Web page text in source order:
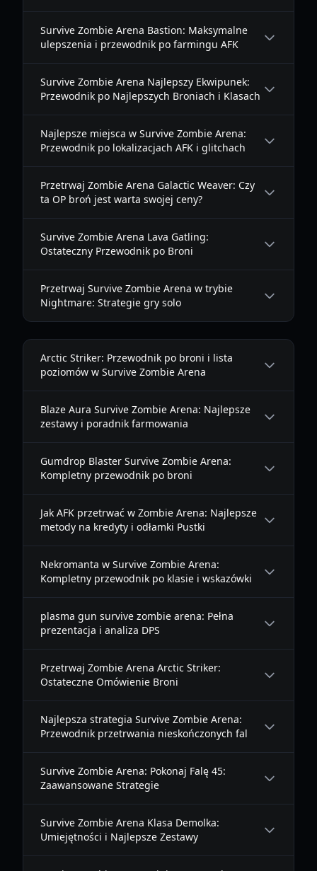
Survive Zombie Arena Bastion: Maksymalne
ulepszenia i przewodnik po farmingu AFK
Survive Zombie Arena Najlepszy Ekwipunek:
Przewodnik po Najlepszych Broniach i Klasach
Najlepsze miejsca w Survive Zombie Arena:
Przewodnik po lokalizacjach AFK i glitchach
Przetrwaj Zombie Arena Galactic Weaver: Czy
ta OP broń jest warta swojej ceny?
Survive Zombie Arena Lava Gatling:
Ostateczny Przewodnik po Broni
Przetrwaj Survive Zombie Arena w trybie
Nightmare: Strategie gry solo
Arctic Striker: Przewodnik po broni i lista
poziomów w Survive Zombie Arena
Blaze Aura Survive Zombie Arena: Najlepsze
zestawy i poradnik farmowania
Gumdrop Blaster Survive Zombie Arena:
Kompletny przewodnik po broni
Jak AFK przetrwać w Zombie Arena: Najlepsze
metody na kredyty i odłamki Pustki
Nekromanta w Survive Zombie Arena:
Kompletny przewodnik po klasie i wskazówki
plasma gun survive zombie arena: Pełna
prezentacja i analiza DPS
Przetrwaj Zombie Arena Arctic Striker:
Ostateczne Omówienie Broni
Najlepsza strategia Survive Zombie Arena:
Przewodnik przetrwania nieskończonych fal
Survive Zombie Arena: Pokonaj Falę 45:
Zaawansowane Strategie
Survive Zombie Arena Klasa Demolka:
Umiejętności i Najlepsze Zestawy